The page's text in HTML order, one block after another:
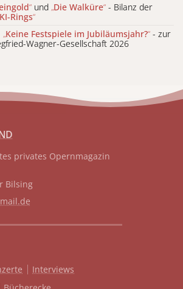
“ und „Die Walküre“ - Bilanz der
KI-Rings“
„Keine Festspiele im Jubiläumsjahr?“ - zur
Wagner-Gesellschaft 2026
privates Opernmagazin
Bilsing
Interviews